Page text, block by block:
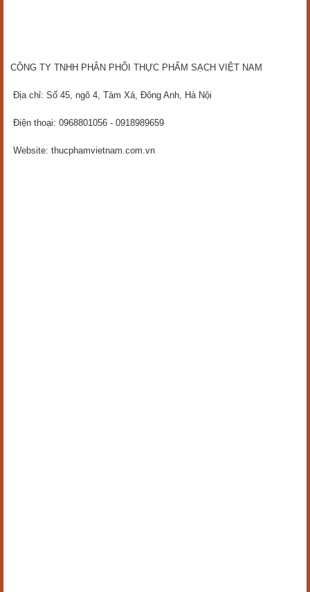
CÔNG TY TNHH PHÂN PHỐI THỰC PHẨM SẠCH VIỆT NAM
Địa chỉ: Số 45, ngõ 4, Tàm Xá, Đông Anh, Hà Nội
Điện thoại: 0968801056 - 0918989659
Website: thucphamvietnam.com.vn